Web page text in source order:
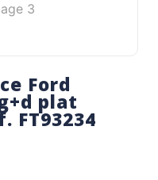
Ford
plat
FT93234